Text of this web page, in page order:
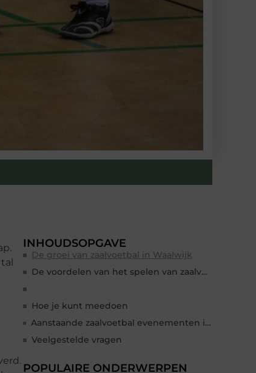
INHOUDSOPGAVE
De groei van zaalvoetbal in Waalwijk
De voordelen van het spelen van zaalvoetbal
Hoe je kunt meedoen
Aanstaande zaalvoetbal evenementen in Waalwijk
Veelgestelde vragen
POPULAIRE ONDERWERPEN